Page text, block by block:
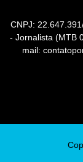
CNPJ:
- Jornalista (MTB
mail: